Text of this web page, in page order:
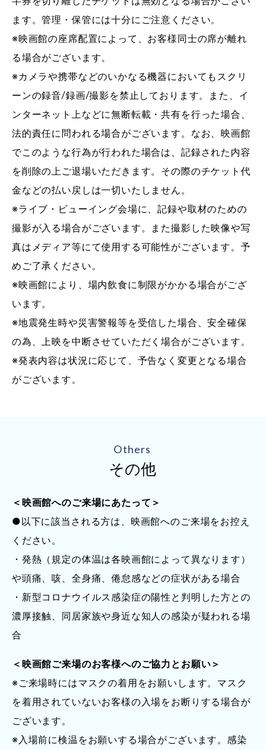
ます。管理・保管には十分にご注意ください。
※映画館の座席配置によって、お客様同士の席が離れ
る場合がございます。
※カメラや携帯などのいかなる機器においてもスクリ
ーンの録音/録画/撮影を禁止しております。また、イ
ンターネット上などに無断転載・共有を行った場合、
法的責任に問われる場合がございます。なお、映画館
でこのような行為が行われた場合は、記録された内容
を削除の上ご退場いただきます。その際のチケット代
金などの払い戻しは一切いたしません。
※ライブ・ビューイング会場に、記録や取材のための
撮影が入る場合がございます。また撮影した映像や写
真はメディア等にて使用する可能性がございます。予
めご了承ください。
※映画館により、場内飲食に制限がかかる場合がござ
います。
※地震発生時や災害警報等を受信した場合、安全確保
の為、上映を中断させていただく場合がございます。
※発表内容は状況に応じて、予告なく変更となる場合
がございます。
Others
その他
＜映画館へのご来場にあたって＞
●以下に該当される方は、映画館へのご来場をお控え
ください。
・発熱（規定の体温は各映画館によって異なります）
や頭痛、咳、全身痛、倦怠感などの症状がある場合
・新型コロナウイルス感染症の陽性と判明した方との
濃厚接触、同居家族や身近な知人の感染が疑われる場
合
＜映画館ご来場のお客様へのご協力とお願い＞
※ご来場時にはマスクの着用をお願いします。マスク
を着用されていないお客様の入場をお断りする場合が
ございます。
※入場前に検温をお願いする場合がございます。感染